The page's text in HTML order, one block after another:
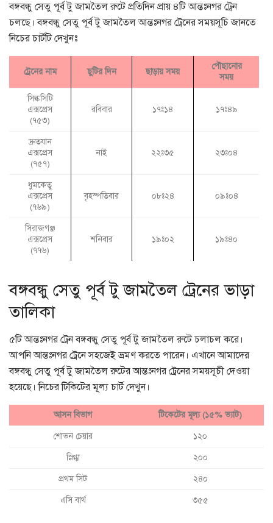
বঙ্গবন্ধু সেতু পূর্ব টু জামতৈল রুটে প্রতিদিন প্রায় ৪টি আন্তঃনগর ট্রেন
চলছে। বঙ্গবন্ধু সেতু পূর্ব টু জামতৈল আন্তঃনগর ট্রেনের সময়সূচি জানতে
নিচের চার্টটি দেখুনঃ
ট্রেনের নাম ছুটির দিন ছাড়ায় সময়
পৌছানোর
সময়
সিল্কসিটি
এক্সপ্রেস
(৭৫৩)
রবিবার ১৭ঃ১৪ ১৭ঃ৪৯
দ্রুতযান
এক্সপ্রেস
(৭৫৭)
নাই ২২ঃ৩৫ ২৩ঃ০৪
ধুমকেতু
এক্সপ্রেস
(৭৬৯)
বৃহস্পতিবার ০৮ঃ২৪ ০৯ঃ০৪
সিরাজগঞ্জ
এক্সপ্রেস
(৭৭৬)
শনিবার ১৯ঃ০২ ১৯ঃ৪০
বঙ্গবন্ধু সেতু পূর্ব টু জামতৈল ট্রেনের ভাড়া
তালিকা
৫টি আন্তঃনগর ট্রেন বঙ্গবন্ধু সেতু পূর্ব টু জামতৈল রুটে চলাচল করে।
আপনি আন্তঃনগর ট্রেনে সহজেই ভ্রমণ করতে পারেন। এখানে আমাদের
বঙ্গবন্ধু সেতু পূর্ব টু জামতৈল রুটের আন্তঃনগর ট্রেনের সময়সূচী দেওয়া
হয়েছে। নিচের টিকিটের মূল্য চার্ট দেখুন।
আসন বিভাগ টিকেটের মূল্য (১৫% ভ্যাট)
শোভন চেয়ার ১২০
স্নিগ্ধা ২০০
প্রথম সিট ২৪০
এসি বার্থ ৩৫৫